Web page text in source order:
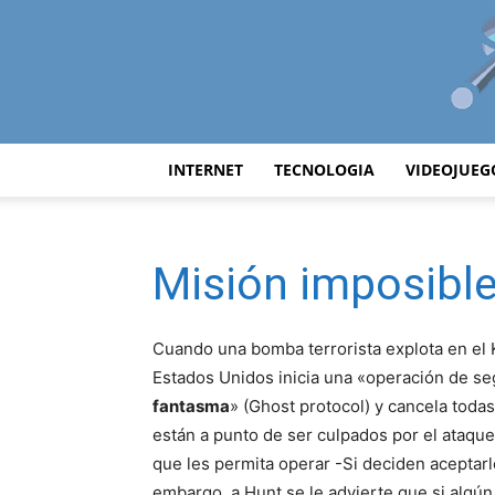
INTERNET TECNOLOGIA
Misión
Cuando una bomba terrorista explota en
Estados Unidos inicia una «operación de
fantasma» (Ghost protocol) y cancela
están a punto de ser culpados por el
que les permita operar -Si deciden